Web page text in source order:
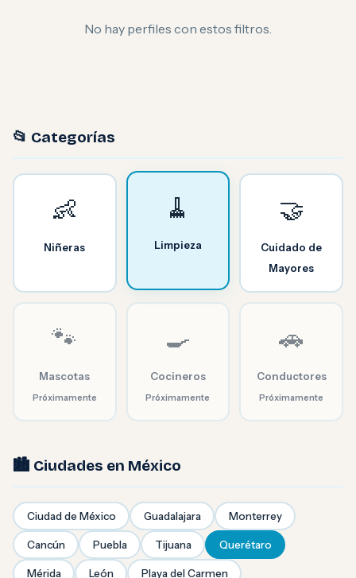
No hay perfiles con estos filtros.
📂 Categorías
👶
Niñeras
🧹
Limpieza
🤝
Cuidado de
Mayores
🐾
Mascotas
Próximamente
🍳
Cocineros
Próximamente
🚗
Conductores
Próximamente
🏙️ Ciudades en México
Ciudad de México Guadalajara Monterrey
Cancún Puebla Tijuana Querétaro
Mérida León Playa del Carmen